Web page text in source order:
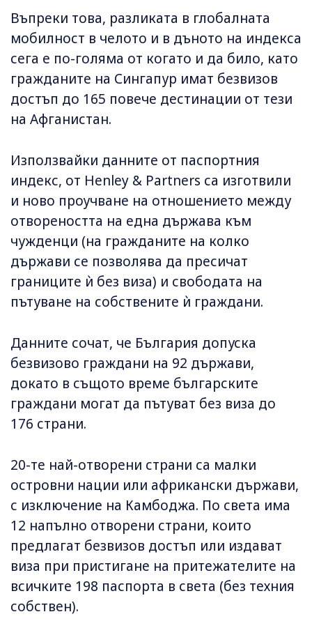
Въпреки това, разликата в глобалната
мобилност в челото и в дъното на индекса
сега е по-голяма от когато и да било, като
гражданите на Сингапур имат безвизов
достъп до 165 повече дестинации от тези
на Афганистан.
Използвайки данните от паспортния
индекс, от Henley & Partners са изготвили
и ново проучване на отношението между
отвореността на една държава към
чужденци (на гражданите на колко
държави се позволява да пресичат
границите ѝ без виза) и свободата на
пътуване на собствените ѝ граждани.
Данните сочат, че България допуска
безвизово граждани на 92 държави,
докато в същото време българските
граждани могат да пътуват без виза до
176 страни.
20-те най-отворени страни са малки
островни нации или африкански държави,
с изключение на Камбоджа. По света има
12 напълно отворени страни, които
предлагат безвизов достъп или издават
виза при пристигане на притежателите на
всичките 198 паспорта в света (без техния
собствен).